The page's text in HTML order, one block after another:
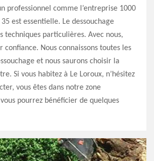
professionnel comme l’entreprise 1000
est essentielle. Le dessouchage
techniques particulières. Avec nous,
confiance. Nous connaissons toutes les
et nous saurons choisir la
Si vous habitez à Le Loroux, n’hésitez
vous êtes dans notre zone
pourrez bénéficier de quelques